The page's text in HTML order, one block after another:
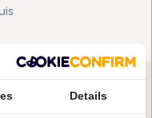
product?
Spreek ons aan
Details